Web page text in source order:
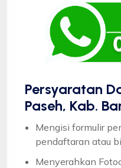
Persyaratan
Paseh, Kab.
Mengisi formulir
pendaftaran atau
Menyerahkan